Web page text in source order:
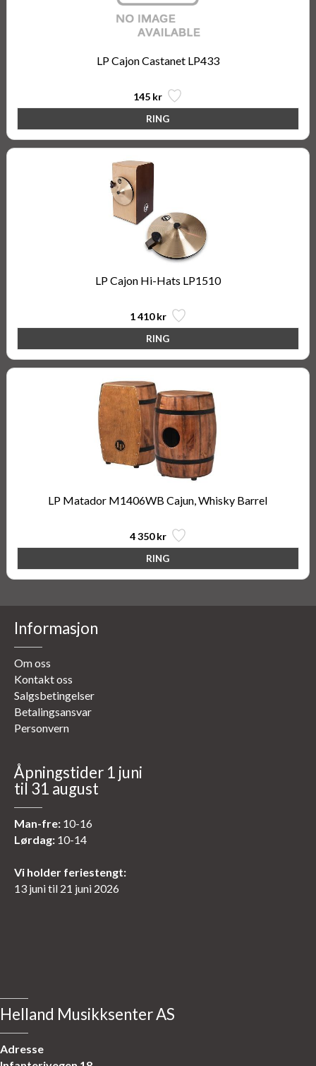
LP Cajon Castanet LP433
145 kr
LP Cajon Hi-Hats LP1510
1 410 kr
LP Matador M1406WB Cajun, Whisky Barrel
4 350 kr
Informasjon
Om oss
Kontakt oss
Salgsbetingelser
Betalingsansvar
Personvern
Åpningstider 1 juni
til 31 august
Man-fre: 10-16
Lørdag: 10-14
Vi holder feriestengt:
13 juni til 21 juni 2026
Helland Musikksenter AS
Adresse